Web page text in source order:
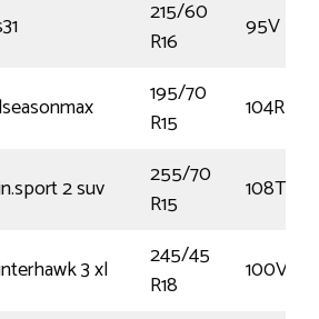
215/60
R16
95V
195/70
R15
104R
2 suv
255/70
R15
108T
3 xl
245/45
R18
100V